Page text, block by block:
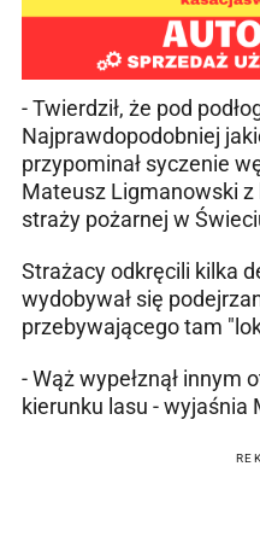
- Twierdził, że pod
Najprawdopodobniej
przypominał syczenie
Mateusz Ligmanowski
straży pożarnej w
Strażacy odkręcili kilka
wydobywał się
przebywającego tam
- Wąż wypełznął innym
kierunku lasu -